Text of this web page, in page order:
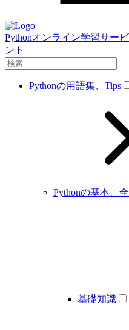
Pythonオンライン学習サー
ント
Pythonの用語集、Tips
Pythonの基本、全
基礎知識